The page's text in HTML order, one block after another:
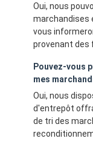
Oui, nous
marchandises
vous
provenant des
Pouvez-vous
mes
Oui, nous
d'entrepôt
de tri des